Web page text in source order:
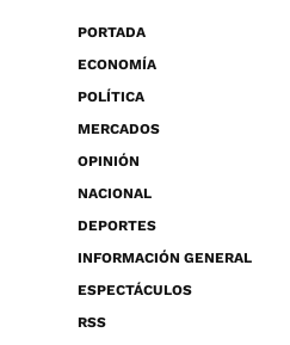
PORTADA
ECONOMÍA
POLÍTICA
MERCADOS
OPINIÓN
NACIONAL
DEPORTES
INFORMACIÓN GENERAL
ESPECTÁCULOS
RSS